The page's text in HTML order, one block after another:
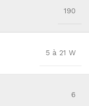
190
5 à 21 W
6